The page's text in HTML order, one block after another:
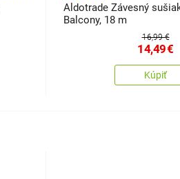
Aldotrade Závesný
Balcony, 18 m
16,99 €
14,49€
Kúpiť